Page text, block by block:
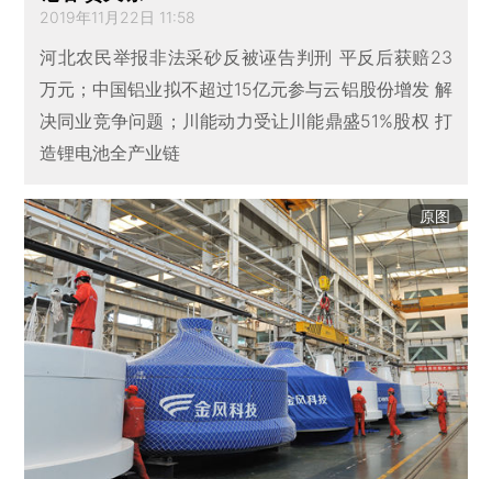
2019年11月22日 11:58
河北农民举报非法采砂反被诬告判刑 平反后获赔23
万元；中国铝业拟不超过15亿元参与云铝股份增发 解
决同业竞争问题；川能动力受让川能鼎盛51%股权 打
造锂电池全产业链
原图